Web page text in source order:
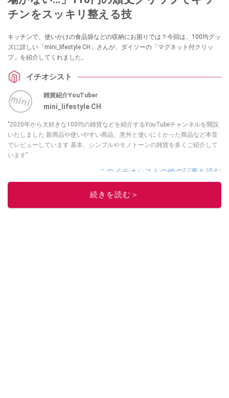
チンをスッキリ整える技
キッチンで、使いかけの食品袋などの収納にお困りでは？今回は、100均グッ
ズに詳しい「mini_lifestyle CH」さんが、ダイソーの「マグネット付クリッ
プ」を紹介してくれました。
イチオシスト
雑貨紹介YouTuber
mini_lifestyle CH
"2020年から大好きな100均の雑貨などを紹介するYouTubeチャンネルを開設
いたしました 新商品や使いやすい商品、意外と使いにくかった商品など本音
でレビューしています 基本、シンプルやモノトーンの雑貨を多くご紹介して
います"
このイチオシストの他の記事を読む
続きを読む＞